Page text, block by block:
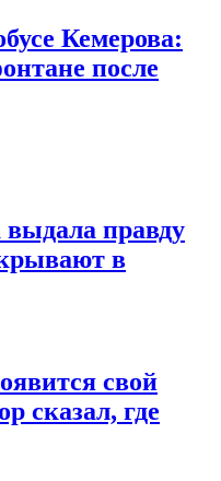
Кемерова:
после
выдала правду
в
свой
сказал, где